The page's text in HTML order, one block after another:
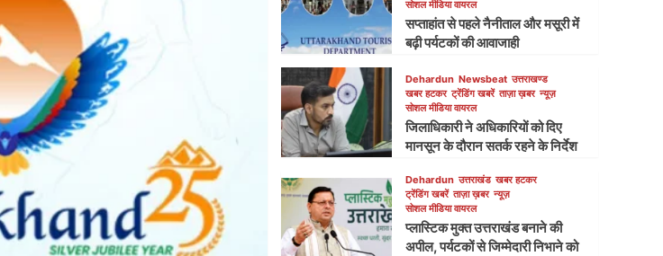
सोशल मीडिया वायरल
सप्ताहांत से पहले नैनीताल और मसूरी में
बढ़ी पर्यटकों की आवाजाही
Dehardun Newsbeat उत्तराखण्ड
खबर हटकर ट्रेंडिंग खबरें ताज़ा ख़बर न्यूज़
सोशल मीडिया वायरल
जिलाधिकारी ने अधिकारियों को दिए
मानसून के दौरान सतर्क रहने के निर्देश
Dehardun उत्तराखंड खबर हटकर
ट्रेंडिंग खबरें ताज़ा ख़बर न्यूज़
सोशल मीडिया वायरल
प्लास्टिक मुक्त उत्तराखंड बनाने की
अपील, पर्यटकों से जिम्मेदारी निभाने को